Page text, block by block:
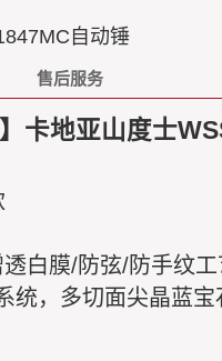
自动锤
售后服务
卡地亚山度士
白膜/防弦/防手纹工
统，多切面尖晶蓝